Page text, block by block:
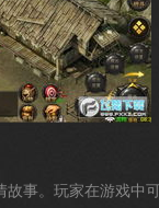
事。玩家在游戏中